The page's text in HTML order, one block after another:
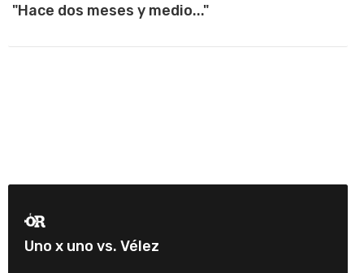
"Hace dos meses y medio..."
Uno x uno vs. Vélez